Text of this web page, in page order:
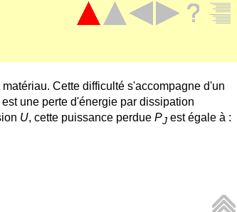
Cette difficulté s'accompagne d'un
une perte d'énergie par dissipation
U, cette puissance perdue PJ est égale à :